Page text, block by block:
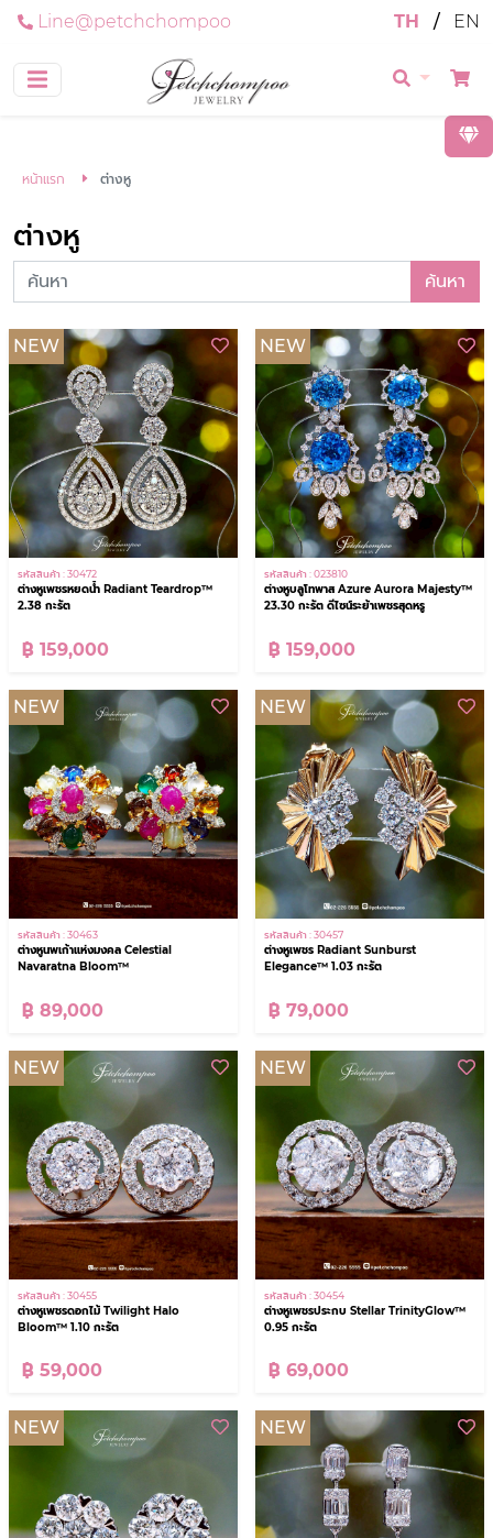
Line@petchchompoo TH / EN
หน้าแรก ต่างหู
ต่างหู
ค้นหา
NEW
รหัสสินค้า : 30472
ต่างหูเพชรหยดน้ำ Radiant Teardrop™
2.38 กะรัต
฿ 159,000
NEW
รหัสสินค้า : 023810
ต่างหูบลูโทพาส Azure Aurora Majesty™
23.30 กะรัต ดีไซน์ระย้าเพชรสุดหรู
฿ 159,000
NEW
รหัสสินค้า : 30463
ต่างหูนพเก้าแห่งมงคล Celestial
Navaratna Bloom™
฿ 89,000
NEW
รหัสสินค้า : 30457
ต่างหูเพชร Radiant Sunburst
Elegance™ 1.03 กะรัต
฿ 79,000
NEW
รหัสสินค้า : 30455
ต่างหูเพชรดอกไม้ Twilight Halo
Bloom™ 1.10 กะรัต
฿ 59,000
NEW
รหัสสินค้า : 30454
ต่างหูเพชรประกบ Stellar TrinityGlow™
0.95 กะรัต
฿ 69,000
NEW NEW